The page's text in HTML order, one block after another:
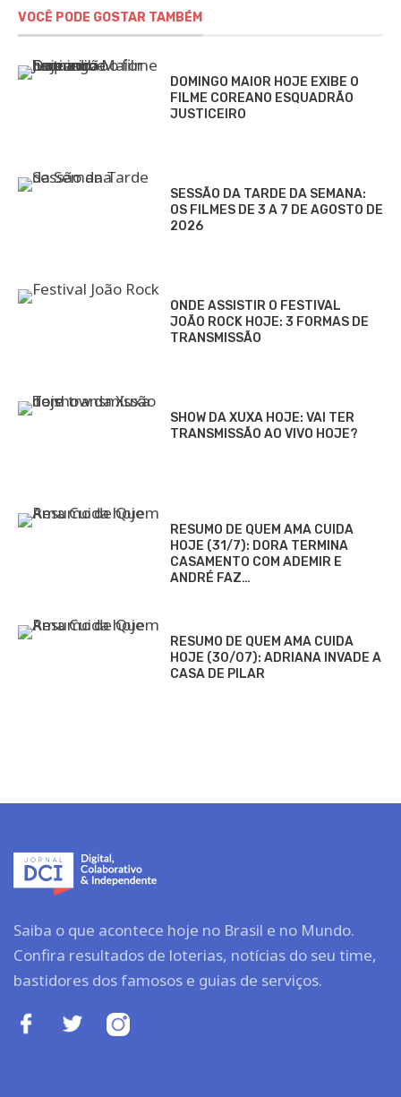
VOCÊ PODE GOSTAR TAMBÉM
DOMINGO MAIOR HOJE EXIBE O
FILME COREANO ESQUADRÃO
JUSTICEIRO
SESSÃO DA TARDE DA SEMANA:
OS FILMES DE 3 A 7 DE AGOSTO DE
2026
ONDE ASSISTIR O FESTIVAL
JOÃO ROCK HOJE: 3 FORMAS DE
TRANSMISSÃO
SHOW DA XUXA HOJE: VAI TER
TRANSMISSÃO AO VIVO HOJE?
RESUMO DE QUEM AMA CUIDA
HOJE (31/7): DORA TERMINA
CASAMENTO COM ADEMIR E
ANDRÉ FAZ…
RESUMO DE QUEM AMA CUIDA
HOJE (30/07): ADRIANA INVADE A
CASA DE PILAR
Saiba o que acontece hoje no Brasil e no Mundo.
Confira resultados de loterias, notícias do seu time,
bastidores dos famosos e guias de serviços.